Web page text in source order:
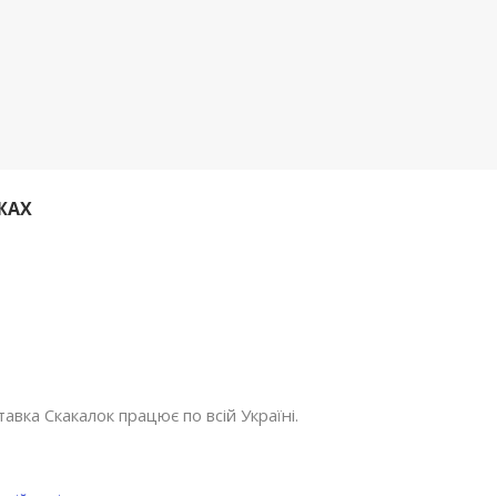
Скакалок працює по всій Україні.